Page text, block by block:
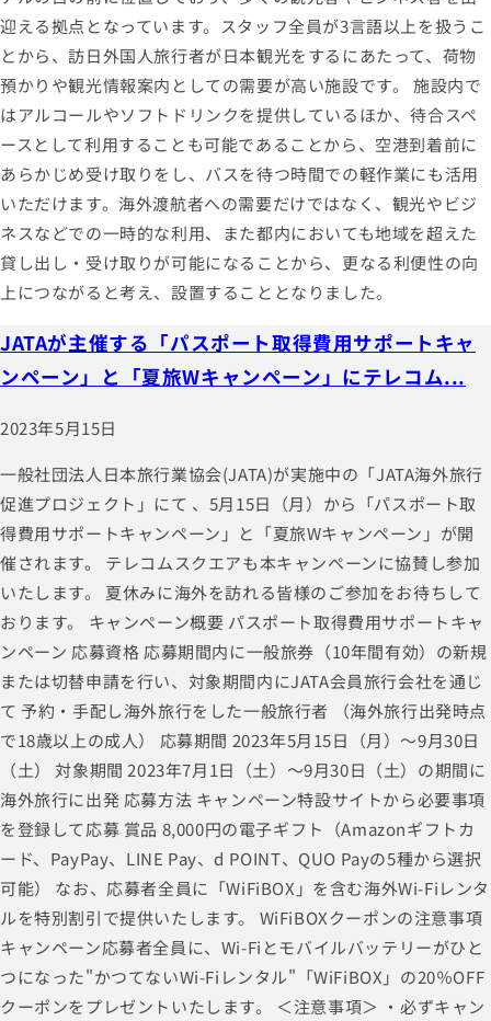
迎える拠点となっています。スタッフ全員が3言語以上を扱うこ
とから、訪日外国人旅行者が日本観光をするにあたって、荷物
預かりや観光情報案内としての需要が高い施設です。 施設内で
はアルコールやソフトドリンクを提供しているほか、待合スペ
ースとして利用することも可能であることから、空港到着前に
あらかじめ受け取りをし、バスを待つ時間での軽作業にも活用
いただけます。海外渡航者への需要だけではなく、観光やビジ
ネスなどでの一時的な利用、また都内においても地域を超えた
貸し出し・受け取りが可能になることから、更なる利便性の向
上につながると考え、設置することとなりました。
JATAが主催する「パスポート取得費用サポートキャ
ンペーン」と「夏旅Wキャンペーン」にテレコム...
2023年5月15日
一般社団法人日本旅行業協会(JATA)が実施中の「JATA海外旅行
促進プロジェクト」にて 、5月15日（月）から「パスポート取
得費用サポートキャンペーン」と「夏旅Wキャンペーン」が開
催されます。 テレコムスクエアも本キャンペーンに協賛し参加
いたします。 夏休みに海外を訪れる皆様のご参加をお待ちして
おります。 キャンペーン概要 パスポート取得費用サポートキャ
ンペーン 応募資格 応募期間内に一般旅券（10年間有効）の新規
または切替申請を行い、対象期間内にJATA会員旅行会社を通じ
て 予約・手配し海外旅行をした一般旅行者 （海外旅行出発時点
で18歳以上の成人） 応募期間 2023年5月15日（月）～9月30日
（土） 対象期間 2023年7月1日（土）～9月30日（土）の期間に
海外旅行に出発 応募方法 キャンペーン特設サイトから必要事項
を登録して応募 賞品 8,000円の電子ギフト（Amazonギフトカ
ード、PayPay、LINE Pay、d POINT、QUO Payの5種から選択
可能） なお、応募者全員に「WiFiBOX」を含む海外Wi-Fiレンタ
ルを特別割引で提供いたします。 WiFiBOXクーポンの注意事項
キャンペーン応募者全員に、Wi-Fiとモバイルバッテリーがひと
つになった"かつてないWi-Fiレンタル"「WiFiBOX」の20％OFF
クーポンをプレゼントいたします。 ＜注意事項＞ ・必ずキャン